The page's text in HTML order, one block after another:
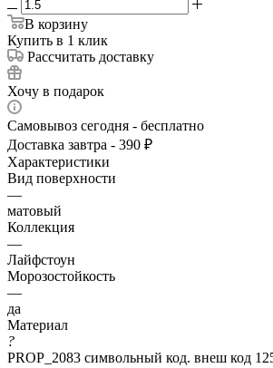
В корзину
Купить в 1 клик
Рассчитать доставку
Хочу в подарок
Самовывоз сегодня - бесплатно
Доставка завтра - 390 ₽
Характеристики
Вид поверхности
—
матовый
Коллекция
—
Лайфстоун
Морозостойкость
—
да
Материал
?
PROP_2083 символьный код. внеш код